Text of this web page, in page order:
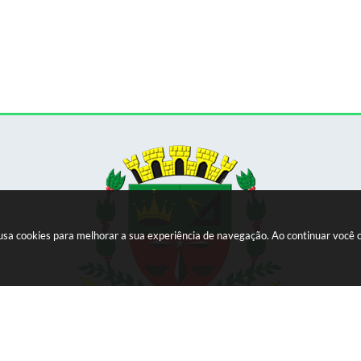
cookies para melhorar a sua experiência de navegação. Ao continuar você